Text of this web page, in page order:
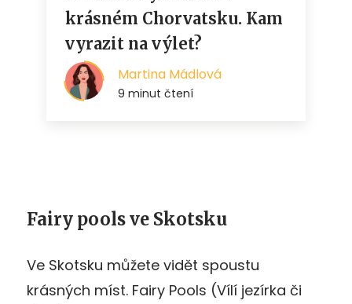
Fairy pools ve Skotsku
Ve Skotsku můžete vidět spoustu
krásných míst. Fairy Pools (Vílí jezírka či